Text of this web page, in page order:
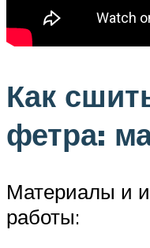
Как
фетра:
Материалы и
работы: